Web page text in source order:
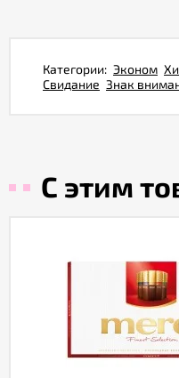
Категории: Эконом
Свидание Знак
С этим